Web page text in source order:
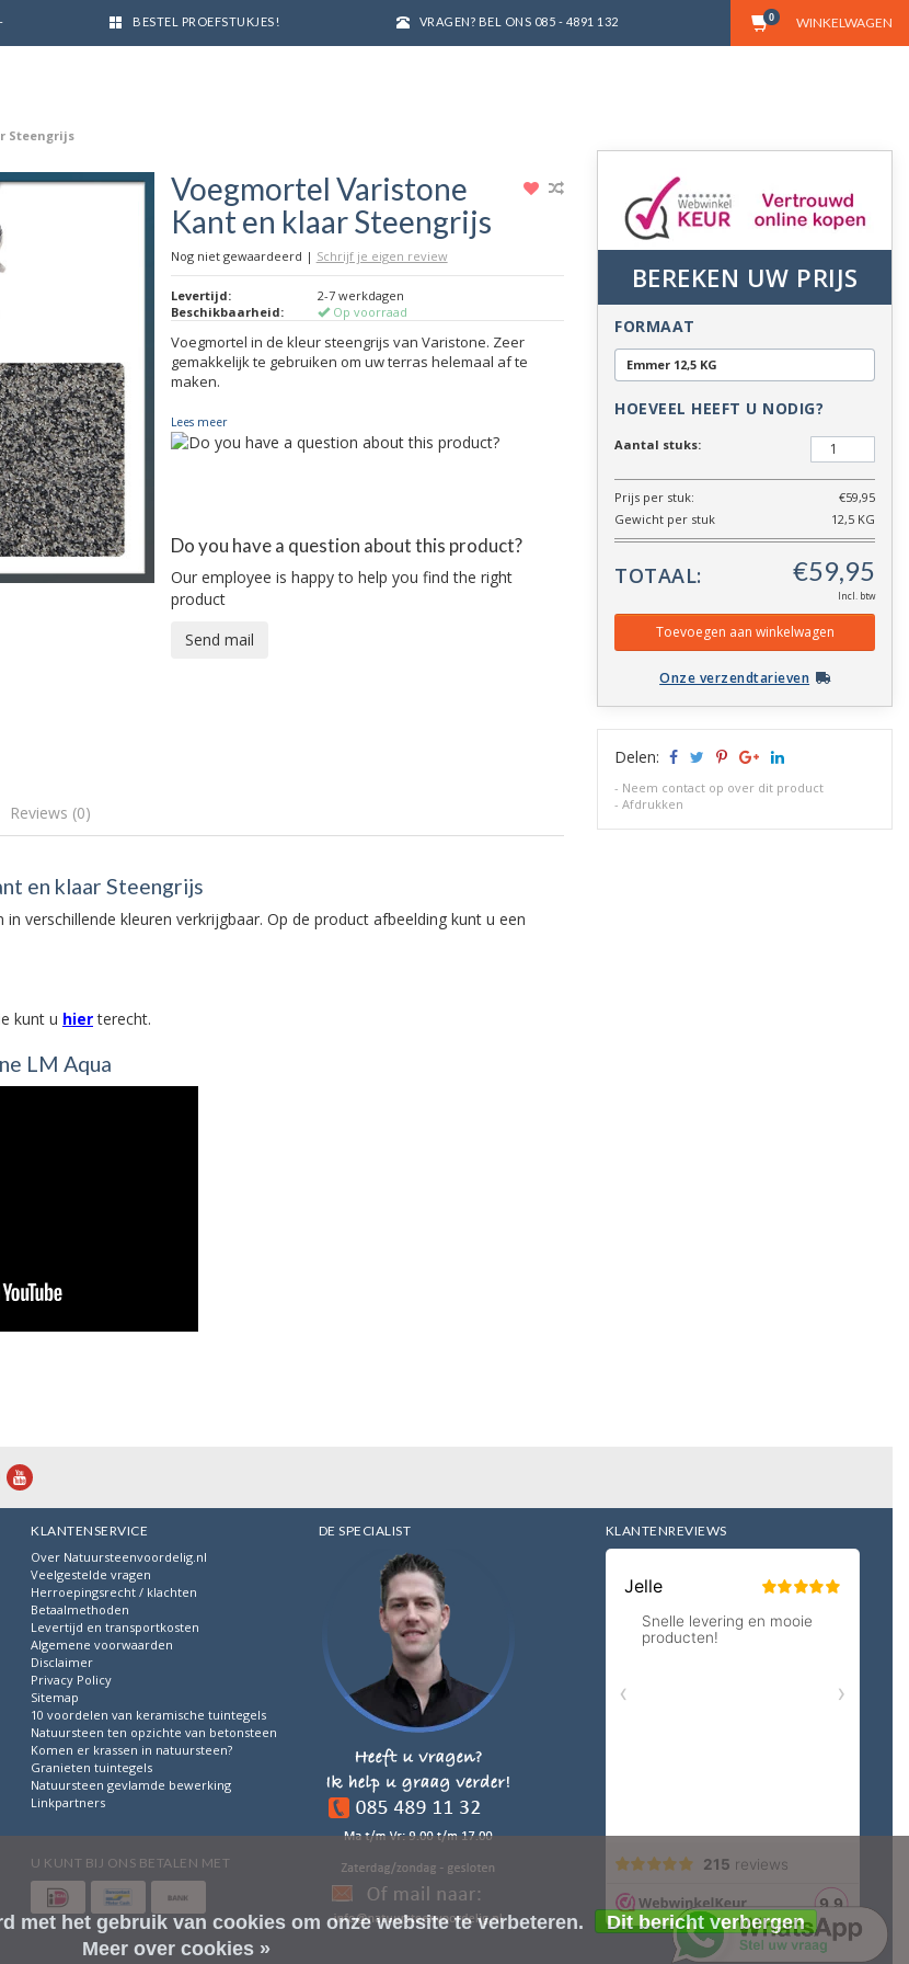
BESTEL PROEFSTUKJES! VRAGEN? BEL ONS 085 - 4891 132 WINKELWAGEN
0
Steengrijs
Voegmortel Varistone
Kant en klaar Steengrijs
Nog niet gewaardeerd | Schrijf je eigen review
Levertijd:
2-7 werkdagen
Beschikbaarheid:
Op voorraad
Voegmortel in de kleur steengrijs van Varistone. Zeer
gemakkelijk te gebruiken om uw terras helemaal af te
maken.
Lees meer
Do you have a question about this product?
Our employee is happy to help you find the right
product
Send mail
Reviews (0)
en klaar Steengrijs
verschillende kleuren verkrijgbaar. Op de product afbeelding kunt u een
kunt u hierterecht.
LM Aqua
BEREKEN UW PRIJS
FORMAAT
Emmer 12,5 KG
HOEVEEL HEEFT U NODIG?
Aantal stuks:
Prijs per stuk:
€59,95
Gewicht per stuk
12,5 KG
TOTAAL:
Incl. btw
Onze verzendtarieven
Delen:
- Neem contact op over dit product
-Afdrukken
KLANTENSERVICE
Over Natuursteenvoordelig.nl
Veelgestelde vragen
Herroepingsrecht / klachten
Betaalmethoden
Levertijd en transportkosten
Algemene voorwaarden
Disclaimer
Privacy Policy
Sitemap
10 voordelen van keramische tuintegels
Natuursteen ten opzichte van betonsteen
Komen er krassen in natuursteen?
Granieten tuintegels
Natuursteen gevlamde bewerking
Linkpartners
U KUNT BIJ ONS BETALEN MET
DE SPECIALIST KLANTENREVIEWS
met het gebruik van cookies om onze website te verbeteren.
Dit bericht verbergen
Meer over cookies »